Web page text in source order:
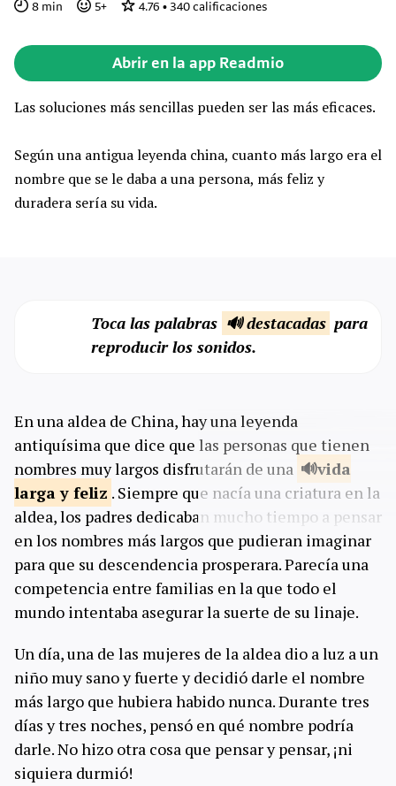
8 min 5+ 4.76 • 340 calificaciones
Abrir en la app Readmio
Las soluciones más sencillas pueden ser las más eficaces.
Según una antigua leyenda china, cuanto más largo era el
nombre que se le daba a una persona, más feliz y
duradera sería su vida.
Toca las palabras 🔊 destacadas para
reproducir los sonidos.
En una aldea de China, hay una leyenda
antiquísima que dice que las personas que tienen
nombres muy largos disfrutarán de una
vida
larga y feliz . Siempre que nacía una criatura en la
aldea, los padres dedicaban mucho tiempo a pensar
en los nombres más largos que pudieran imaginar
para que su descendencia prosperara. Parecía una
competencia entre familias en la que todo el
mundo intentaba asegurar la suerte de su linaje.
Un día, una de las mujeres de la aldea dio a luz a un
niño muy sano y fuerte y decidió darle el nombre
más largo que hubiera habido nunca. Durante tres
días y tres noches, pensó en qué nombre podría
darle. No hizo otra cosa que pensar y pensar, ¡ni
siquiera durmió!